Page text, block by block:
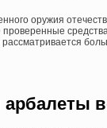
оружия